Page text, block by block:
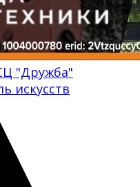
"Дружба"
искусств